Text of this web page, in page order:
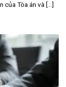
của Tòa án và [...]